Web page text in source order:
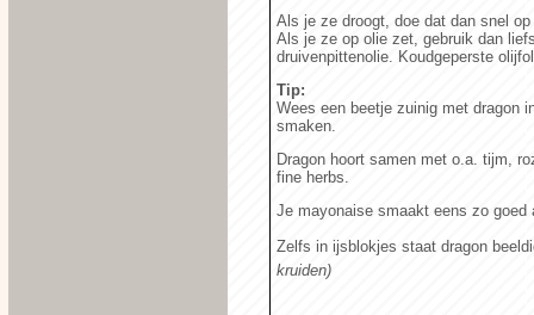
Als je ze droogt, doe dat dan snel
Als je ze op olie zet, gebruik dan
druivenpittenolie. Koudgeperste
Tip:
Wees een beetje zuinig met dragon
smaken.
Dragon hoort samen met o.a. tijm,
fine herbs.
Je mayonaise smaakt eens zo goed
Zelfs in ijsblokjes staat dragon
kruiden)